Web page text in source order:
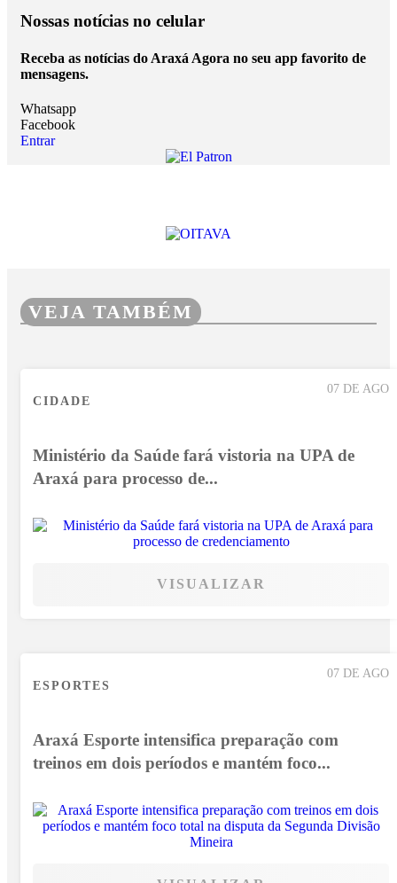
Nossas notícias no celular
Receba as notícias do Araxá Agora no seu app favorito de
mensagens.
Whatsapp
Facebook
Entrar
VEJA TAMBÉM
07 DE AGO
CIDADE
Ministério da Saúde fará vistoria na UPA de
Araxá para processo de...
VISUALIZAR
07 DE AGO
ESPORTES
Araxá Esporte intensifica preparação com
treinos em dois períodos e mantém foco...